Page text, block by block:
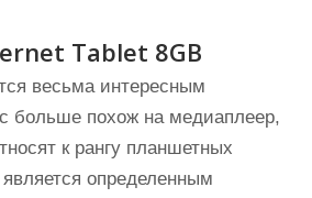
Tablet 8GB
весьма интересным
больше похож на медиаплеер,
к рангу планшетных
определенным